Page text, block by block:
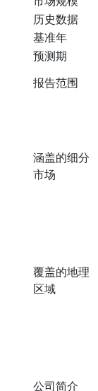
历史数据
基准年
预测期
报告范围
涵盖的细分
市场
覆盖的地理
区域
公司简介